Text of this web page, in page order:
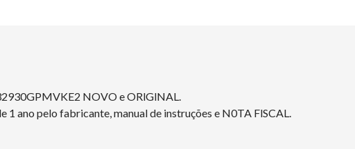
NOVO e ORlGlNAL.
ano pelo fabricante, manual de instruções e N0TA FlSCAL.